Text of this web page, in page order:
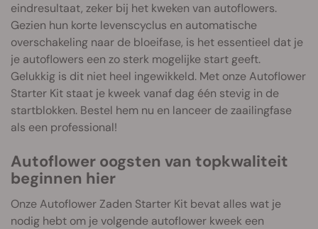
eindresultaat, zeker bij het kweken van autoflowers.
Gezien hun korte levenscyclus en automatische
overschakeling naar de bloeifase, is het essentieel dat je
je autoflowers een zo sterk mogelijke start geeft.
Gelukkig is dit niet heel ingewikkeld. Met onze Autoflower
Starter Kit staat je kweek vanaf dag één stevig in de
startblokken. Bestel hem nu en lanceer de zaailingfase
als een professional!
Autoflower oogsten van topkwaliteit
beginnen hier
Onze Autoflower Zaden Starter Kit bevat alles wat je
nodig hebt om je volgende autoflower kweek een